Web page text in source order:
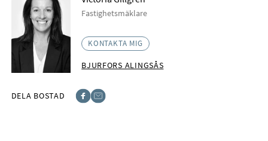
Fastighetsmäklare
KONTAKTA MIG
BJURFORS ALINGSÅS
DELA BOSTAD